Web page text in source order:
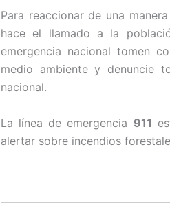
Para reaccionar de una
hace el llamado a la
emergencia nacional tomen
medio ambiente y denuncie
nacional.
La línea de emergencia 911
alertar sobre incendios